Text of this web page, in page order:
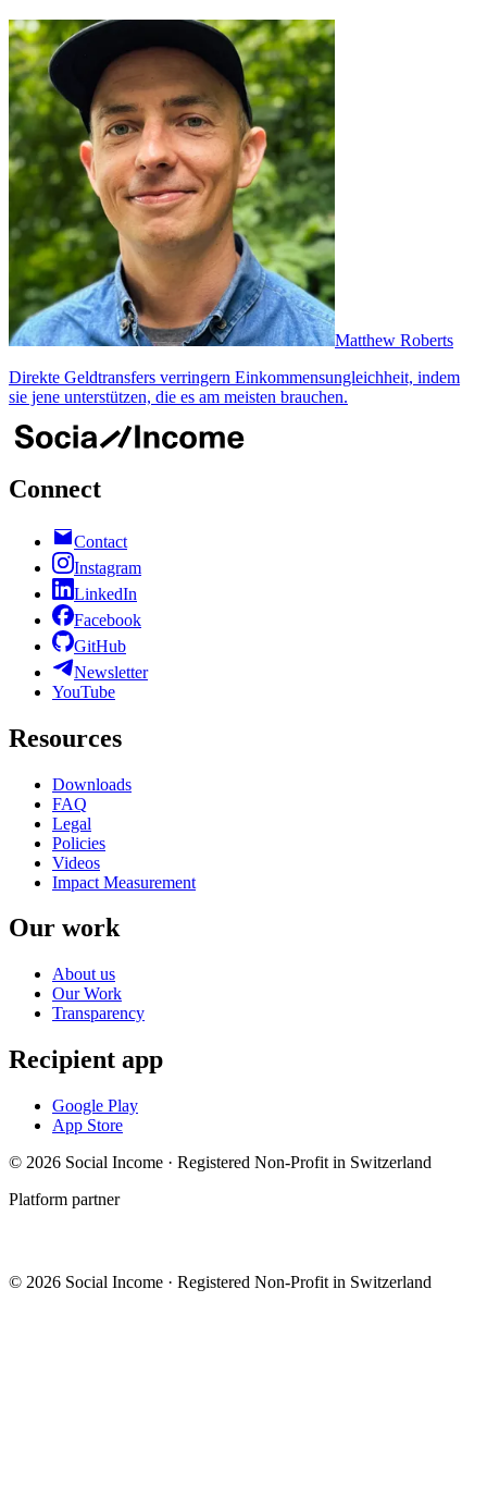
Matthew Roberts
Direkte Geldtransfers verringern Einkommensungleichheit, indem
sie jene unterstützen, die es am meisten brauchen.
Connect
Contact
Instagram
LinkedIn
Facebook
GitHub
Newsletter
YouTube
Resources
Downloads
FAQ
Legal
Policies
Videos
Impact Measurement
Our work
About us
Our Work
Transparency
Recipient app
Google Play
App Store
© 2026 Social Income · Registered Non-Profit in Switzerland
Platform partner
© 2026 Social Income · Registered Non-Profit in Switzerland